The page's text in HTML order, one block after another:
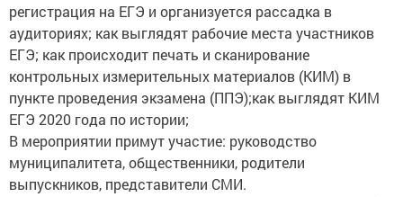
регистрация на ЕГЭ и организуется рассадка в
аудиториях; как выглядят рабочие места участников
ЕГЭ; как происходит печать и сканирование
контрольных измерительных материалов (КИМ) в
пункте проведения экзамена (ППЭ);как выглядят КИМ
ЕГЭ 2020 года по истории;
В мероприятии примут участие: руководство
муниципалитета, общественники, родители
выпускников, представители СМИ.